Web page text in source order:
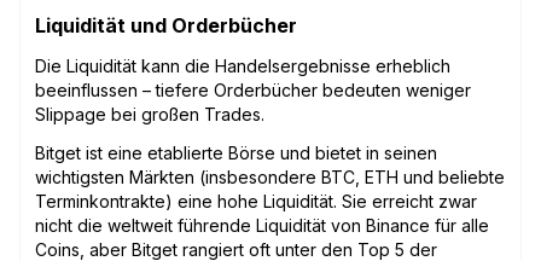
Liquidität und Orderbücher
Die Liquidität kann die Handelsergebnisse erheblich
beeinflussen – tiefere Orderbücher bedeuten weniger
Slippage bei großen Trades.
Bitget ist eine etablierte Börse und bietet in seinen
wichtigsten Märkten (insbesondere BTC, ETH und beliebte
Terminkontrakte) eine hohe Liquidität. Sie erreicht zwar
nicht die weltweit führende Liquidität von Binance für alle
Coins, aber Bitget rangiert oft unter den Top 5 der